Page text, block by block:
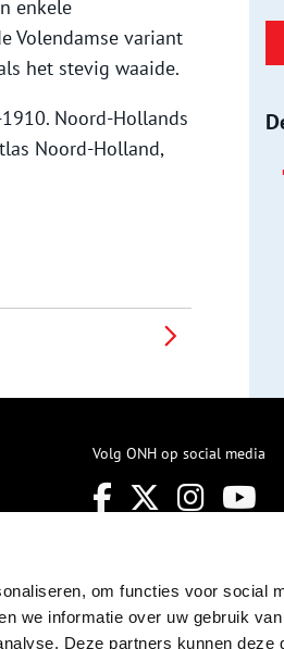
om functies voor social
we informatie over uw gebruik
Deze partners kunnen deze
enkele
Volendamse variant
het stevig waaide.
Noord-Hollands
Noord-Holland,
Volg ONH op social media